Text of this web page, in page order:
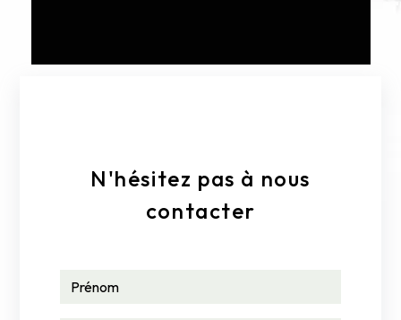
N'hésitez pas à nous
contacter